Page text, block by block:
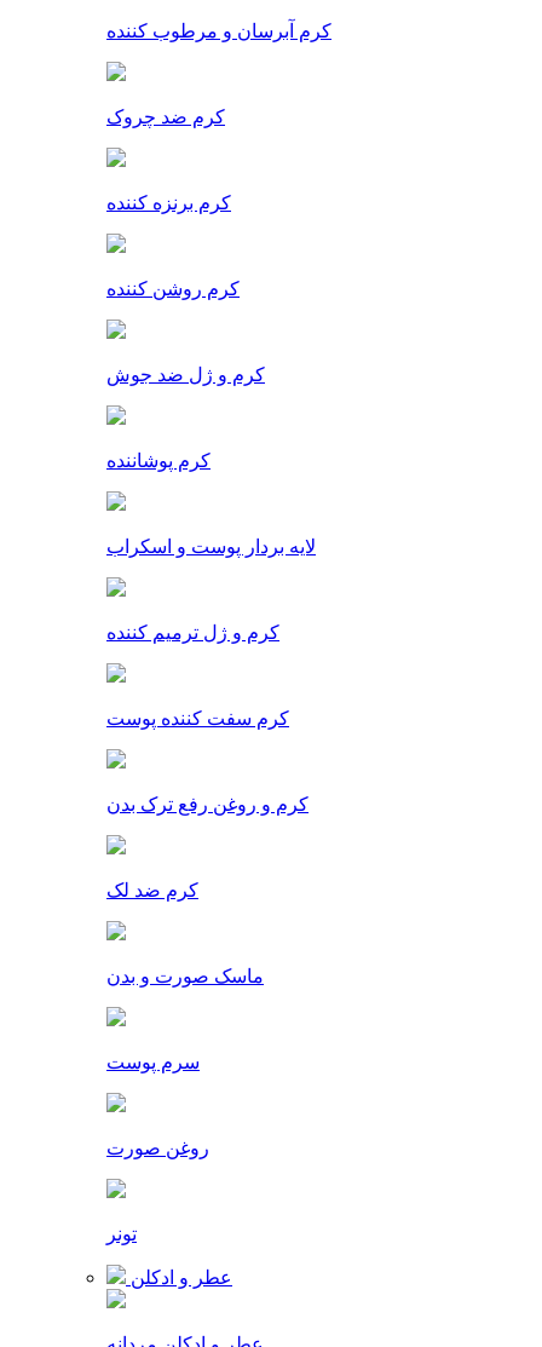
کرم آبرسان و مرطوب کننده
کرم ضد چروک
کرم برنزه کننده
کرم روشن کننده
کرم و ژل ضد جوش
کرم پوشاننده
لایه بردار پوست و اسکراب
کرم و ژل ترمیم کننده
کرم سفت کننده پوست
کرم و روغن رفع ترک بدن
کرم ضد لک
ماسک صورت و بدن
سرم پوست
روغن صورت
تونر
عطر و ادکلن